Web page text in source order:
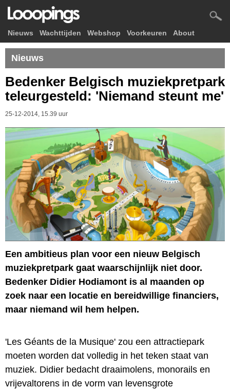
Nieuws Wachttijden Webshop Voorkeuren About
Nieuws
Bedenker Belgisch muziekpretpark
teleurgesteld: 'Niemand steunt me'
25-12-2014, 15.39 uur
Een ambitieus plan voor een nieuw Belgisch
muziekpretpark gaat waarschijnlijk niet door.
Bedenker Didier Hodiamont is al maanden op
zoek naar een locatie en bereidwillige financiers,
maar niemand wil hem helpen.
'Les Géants de la Musique' zou een attractiepark
moeten worden dat volledig in het teken staat van
muziek. Didier bedacht draaimolens, monorails en
vrijevaltorens in de vorm van levensgrote